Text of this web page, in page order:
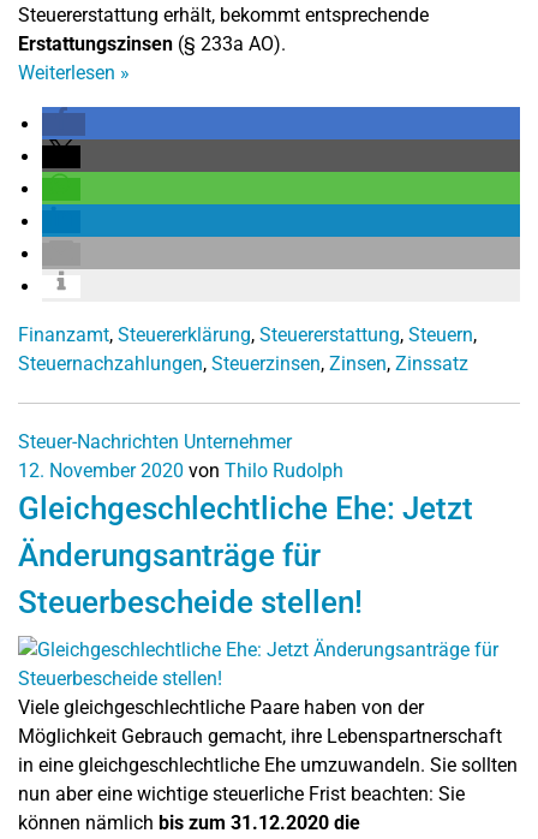
Steuererstattung erhält, bekommt entsprechende
Erstattungszinsen (§ 233a AO).
Weiterlesen »
Finanzamt, Steuererklärung, Steuererstattung, Steuern,
Steuernachzahlungen, Steuerzinsen, Zinsen, Zinssatz
Steuer-Nachrichten Unternehmer
12. November 2020 von Thilo Rudolph
Gleichgeschlechtliche Ehe: Jetzt
Änderungsanträge für
Steuerbescheide stellen!
Viele gleichgeschlechtliche Paare haben von der
Möglichkeit Gebrauch gemacht, ihre Lebenspartnerschaft
in eine gleichgeschlechtliche Ehe umzuwandeln. Sie sollten
nun aber eine wichtige steuerliche Frist beachten: Sie
können nämlich bis zum 31.12.2020 die